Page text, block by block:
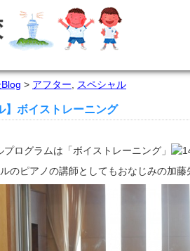
> アフター スペシャル
】ボイストレーニング
ログラムは「ボイストレーニング」
のピアノの講師としてもおなじみの加